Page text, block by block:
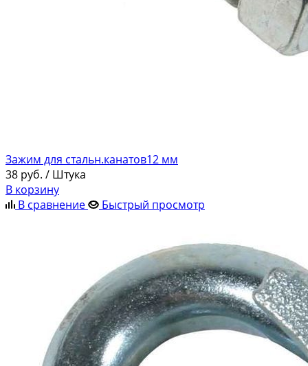
Зажим для стальн.канатов12 мм
38 руб. / Штука
В корзину
В сравнение
Быстрый просмотр